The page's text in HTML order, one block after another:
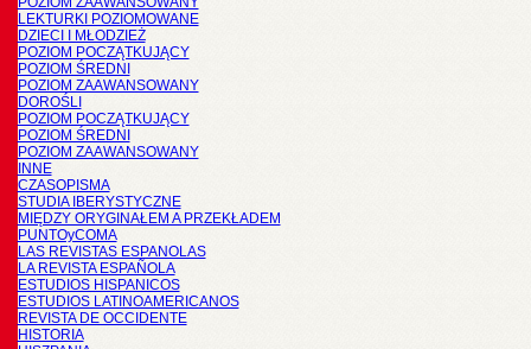
LEKTURKI POZIOMOWANE
DZIECI I MŁODZIEŻ
POZIOM POCZĄTKUJĄCY
POZIOM ŚREDNI
POZIOM ZAAWANSOWANY
DOROŚLI
POZIOM POCZĄTKUJĄCY
POZIOM ŚREDNI
POZIOM ZAAWANSOWANY
INNE
CZASOPISMA
STUDIA IBERYSTYCZNE
MIĘDZY ORYGINAŁEM A PRZEKŁADEM
PUNTOyCOMA
LAS REVISTAS ESPANOLAS
LA REVISTA ESPAÑOLA
ESTUDIOS HISPANICOS
ESTUDIOS LATINOAMERICANOS
REVISTA DE OCCIDENTE
HISTORIA